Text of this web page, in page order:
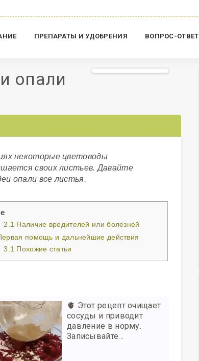
ПРЕПАРАТЫ И УДОБРЕНИЯ ВОПРОС-ОТВЕТ
опали
некоторые цветоводы
своих листьев. Давайте
опали все листья.
2.1 Наличие вредителей или болезней
помощь и дальнейшие действия
3.1 Похожие статьи
🫀 Этот рецепт очищает
сосуды и приводит
давление в норму.
Записывайте...